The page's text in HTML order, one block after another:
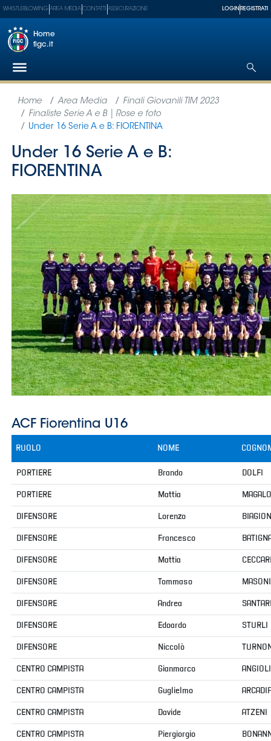
Nazionali
Partner
SGS
Paralimpico
Serie
A
Women
Serie
B
Femminile
Museo
del
Calcio
Shop
I
nazionali
Assicurazione
Whistleblowing
Area
Contatti
Assicurazione
Social media
WHISTLEBLOWING AREA MEDIA CONTATTI ASSICURAZIONE LOGIN REGISTRATI
Home
figc.it